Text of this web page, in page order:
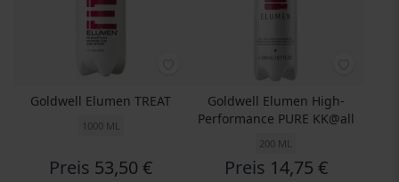
Goldwell Elumen TREAT
1000 ML
Preis 53,50 €
Goldwell Elumen High-
Performance PURE KK@all
200 ML
Preis 14,75 €